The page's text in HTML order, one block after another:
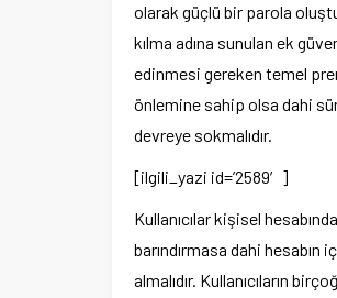
olarak güçlü bir parola
kılma adına sunulan ek
edinmesi gereken temel
önlemine sahip olsa dahi
devreye sokmalıdır.
[ilgili_yazi id=’2589′]
Kullanıcılar kişisel
barındırmasa dahi
almalıdır. Kullanıcıların